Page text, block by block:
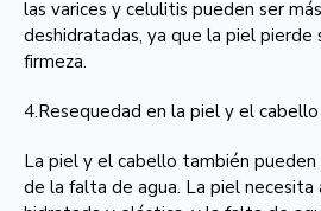
las varices y celulitis pueden ser
deshidratadas, ya que la piel pierde
firmeza.
4.Resequedad en la piel y el cabello
La piel y el cabello también pueden
de la falta de agua. La piel necesita